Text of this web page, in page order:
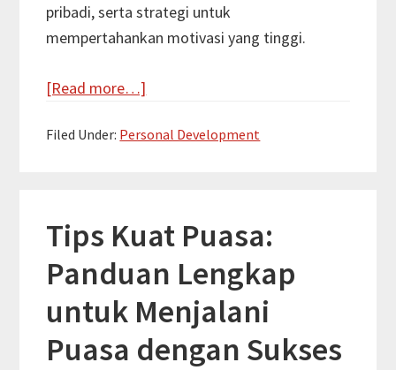
pribadi, serta strategi untuk
mempertahankan motivasi yang tinggi.
[Read more…]
Motivasi:
Kesejahteraan
Pribadi
Filed Under: Personal Development
Tips Kuat Puasa:
Panduan Lengkap
untuk Menjalani
Puasa dengan Sukses